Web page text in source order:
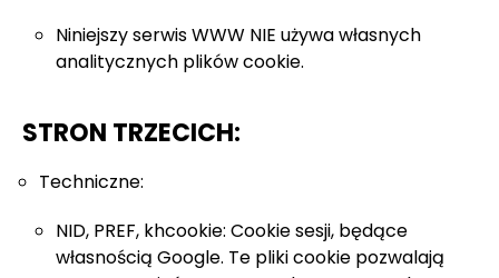
Niniejszy serwis WWW NIE używa własnych
analitycznych plików cookie.
STRON TRZECICH:
Techniczne:
NID, PREF, khcookie: Cookie sesji, będące
własnością Google. Te pliki cookie pozwalają